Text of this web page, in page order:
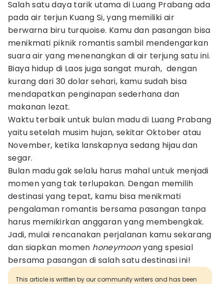
Salah satu daya tarik utama di Luang Prabang ada
pada air terjun Kuang Si, yang memiliki air
berwarna biru turquoise. Kamu dan pasangan bisa
menikmati piknik romantis sambil mendengarkan
suara air yang menenangkan di air terjung satu ini.
Biaya hidup di Laos juga sangat murah, dengan
kurang dari 30 dolar sehari, kamu sudah bisa
mendapatkan penginapan sederhana dan
makanan lezat.
Waktu terbaik untuk bulan madu di Luang Prabang
yaitu setelah musim hujan, sekitar Oktober atau
November, ketika lanskapnya sedang hijau dan
segar.
Bulan madu gak selalu harus mahal untuk menjadi
momen yang tak terlupakan. Dengan memilih
destinasi yang tepat, kamu bisa menikmati
pengalaman romantis bersama pasangan tanpa
harus memikirkan anggaran yang membengkak.
Jadi, mulai rencanakan perjalanan kamu sekarang
dan siapkan momen honeymoonyang spesial
bersama pasangan di salah satu destinasi ini!
This article is written by our community writers and has been